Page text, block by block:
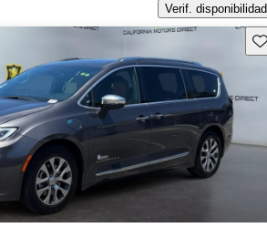
Verif. disponibilidad